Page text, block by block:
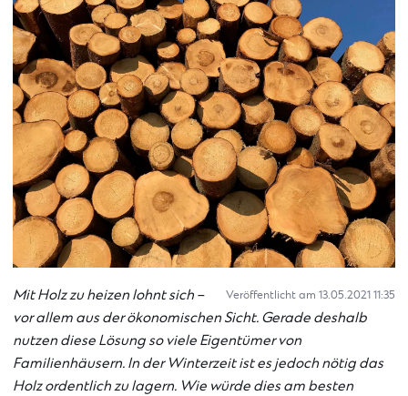
Veröffentlicht am 13.05.2021 11:35
Mit Holz zu heizen lohnt sich –
vor allem aus der ökonomischen Sicht. Gerade deshalb
nutzen diese Lösung so viele Eigentümer von
Familienhäusern. In der Winterzeit ist es jedoch nötig das
Holz ordentlich zu lagern. Wie würde dies am besten